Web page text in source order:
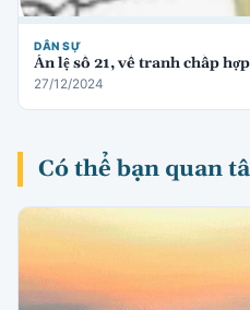
DÂN SỰ
Án lệ số 21, về tranh chấp
27/12/2024
Có thể bạn quan